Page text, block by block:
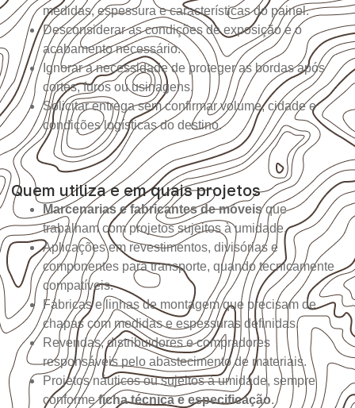
medidas, espessura e características do painel.
Desconsiderar as condições de exposição e o
acabamento necessário.
Ignorar a necessidade de proteger as bordas após
cortes, furos ou usinagens.
Solicitar entrega sem confirmar volume, cidade e
condições logísticas do destino.
Quem utiliza e em quais projetos
Marcenarias e fabricantes de móveisque
trabalham com projetos sujeitos à umidade.
Aplicações em revestimentos, divisórias e
componentes para transporte, quando tecnicamente
compatíveis.
Fábricas e linhas de montagem que precisam de
chapas com medidas e espessuras definidas.
Revendas, distribuidores e compradores
responsáveis pelo abastecimento de materiais.
Projetos náuticos ou sujeitos à umidade, sempre
conformeficha técnica e especificação.